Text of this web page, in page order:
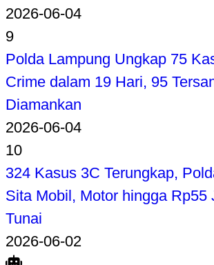
2026-06-04
9
Polda Lampung Ungkap 75
Crime dalam 19 Hari, 95
Diamankan
2026-06-04
10
324 Kasus 3C Terungkap,
Sita Mobil, Motor hingga Rp55
Tunai
2026-06-02